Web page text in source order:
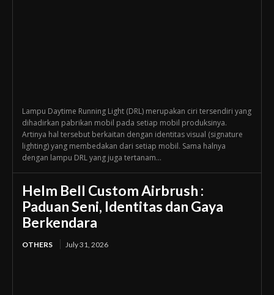
Lampu Daytime Running Light (DRL) merupakan ciri tersendiri yang
dihadirkan pabrikan mobil pada setiap mobil produksinya.
Artinya hal tersebut berkaitan dengan identitas visual (signature
lighting) yang membedakan dari setiap mobil. Sama halnya
dengan lampu DRL yang juga tertanam...
Helm Bell Custom Airbrush :
Paduan Seni, Identitas dan Gaya
Berkendara
OTHERS July 31, 2026